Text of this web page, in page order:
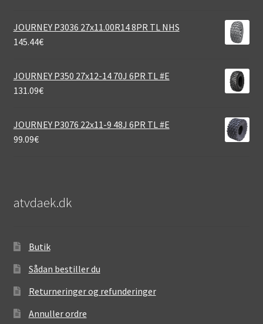
JOURNEY P3036 27x11.00R14 8PR TL NHS
145.44€
JOURNEY P350 27x12-14 70J 6PR TL #E
131.09€
JOURNEY P3076 22x11-9 48J 6PR TL #E
99.09€
atvdaek.dk
Butik
Sådan bestiller du
Returneringer og refunderinger
Annuller ordre